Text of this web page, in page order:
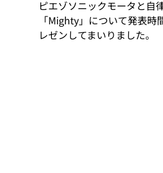
ピエゾソニックモータと自
「Mighty」について発表時
レゼンしてまいりました。